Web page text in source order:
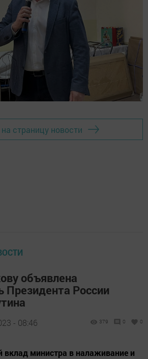
страницу новости
объявлена
Президента России
- 08:46 379 0 0
вклад министра в налаживание и